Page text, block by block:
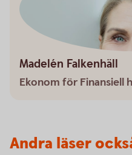
Madelén Falkenhäll
Ekonom för Finansiell
Andra läser